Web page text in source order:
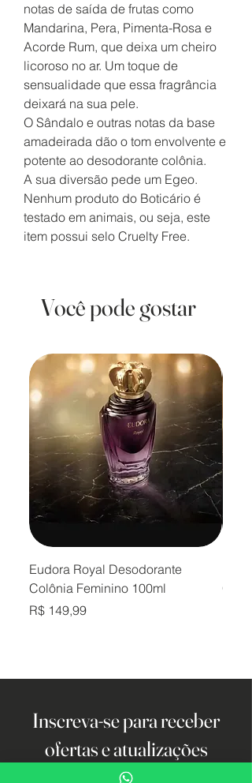
notas de saída de frutas como
Mandarina, Pera, Pimenta-Rosa e
Acorde Rum, que deixa um cheiro
licoroso no ar. Um toque de
sensualidade que essa fragrância
deixará na sua pele.
O Sândalo e outras notas da base
amadeirada dão o tom envolvente e
potente ao desodorante colônia.
A sua diversão pede um Egeo.
Nenhum produto do Boticário é
testado em animais, ou seja, este
item possui selo Cruelty Free.
Você pode gostar
Eudora Royal Desodorante
Colônia Feminino 100ml
Preço
R$ 149,99
Inscreva-se para receber
ofertas e atualizações
exclusivas.